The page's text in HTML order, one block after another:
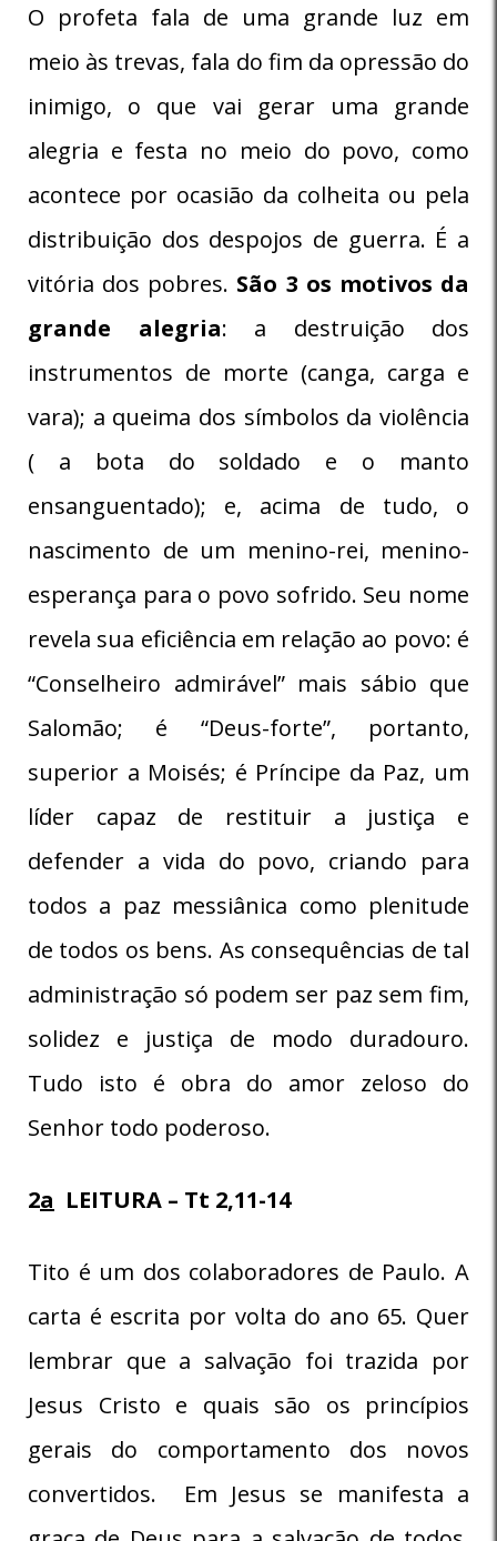
O profeta fala de uma grande luz em
meio às trevas, fala do fim da opressão do
inimigo, o que vai gerar uma grande
alegria e festa no meio do povo, como
acontece por ocasião da colheita ou pela
distribuição dos despojos de guerra. É a
vitória dos pobres. São 3 os motivos da
grande alegria: a destruição dos
instrumentos de morte (canga, carga e
vara); a queima dos símbolos da violência
( a bota do soldado e o manto
ensanguentado); e, acima de tudo, o
nascimento de um menino-rei, menino-
esperança para o povo sofrido. Seu nome
revela sua eficiência em relação ao povo: é
“Conselheiro admirável” mais sábio que
Salomão; é “Deus-forte”, portanto,
superior a Moisés; é Príncipe da Paz, um
líder capaz de restituir a justiça e
defender a vida do povo, criando para
todos a paz messiânica como plenitude
de todos os bens. As consequências de tal
administração só podem ser paz sem fim,
solidez e justiça de modo duradouro.
Tudo isto é obra do amor zeloso do
Senhor todo poderoso.
2a LEITURA – Tt 2,11-14
Tito é um dos colaboradores de Paulo. A
carta é escrita por volta do ano 65. Quer
lembrar que a salvação foi trazida por
Jesus Cristo e quais são os princípios
gerais do comportamento dos novos
convertidos. Em Jesus se manifesta a